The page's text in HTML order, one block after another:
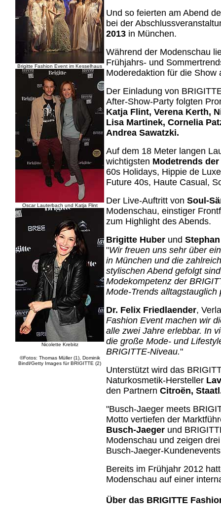
Brigitte Fashion Event im Kesselhaus
Oscar Lauterbach und Katja Flint
Nicolette Krebitz
©Fotos: Thomas Müller (1), Dominik
Bindl/Getty Images für BRIGITTE (2)
Und so feierten am Abend
bei der
2013 in München.
Während der Modenschau
Frühjahrs- und
Moderedaktion für die Show
Der Einladung von
After-Show-Party folgten
Katja Flint, Verena Kerth,
Lisa Martinek, Cornelia
Andrea Sawatzki.
Auf dem 18 Meter langen
wichtigsten Modetrends
60s Holidays, Hippie de
Future 40s, Haute Casual,
Der Live-Auftritt von Soul-
Modenschau, einstiger
zum Highlight des Abends.
Brigitte Huber und
"Wir freuen uns sehr über
in München und die
stylischen Abend gefolgt
Modekompetenz der
Mode-Trends alltagstauglich
Dr. Felix Friedlaender,
Fashion Event machen wir
alle zwei Jahre erlebbar. In
die große Mode- und
BRIGITTE-Niveau."
Unterstützt wird das
Naturkosmetik-Hersteller
den Partnern Citroën,
"Busch-Jaeger meets
Motto vertiefen der
Busch-Jaeger und
Modenschau und zeigen
Busch-Jaeger-
Bereits im Frühjahr 2012
Modenschau auf einer
Über das BRIGITTE